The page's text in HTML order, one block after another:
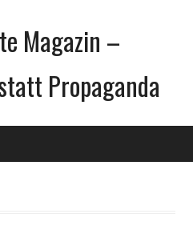
Magazin –
Propaganda